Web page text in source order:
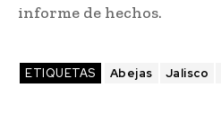
informe de hechos.
ETIQUETAS Abejas Jalisco